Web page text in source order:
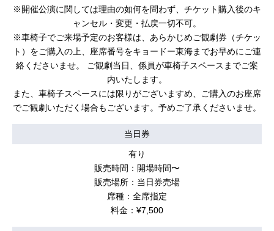
※開催公演に関しては理由の如何を問わず、チケット購入後のキ
ャンセル・変更・払戻一切不可。
※車椅子でご来場予定のお客様は、あらかじめご観劇券（チケッ
ト）をご購入の上、座席番号をキョードー東海までお早めにご連
絡くださいませ。 ご観劇当日、係員が車椅子スペースまでご案
内いたします。
また、車椅子スペースには限りがございますめ、ご購入のお座席
でご観劇いただく場合もございます。予めご了承くださいませ。
当日券
有り
販売時間：開場時間〜
販売場所：当日券売場
席種：全席指定
料金：¥7,500